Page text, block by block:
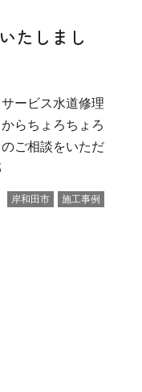
たしまし
ービス水道修理
らちょろちょろ
ご相談をいただ
岸和田市 施工事例